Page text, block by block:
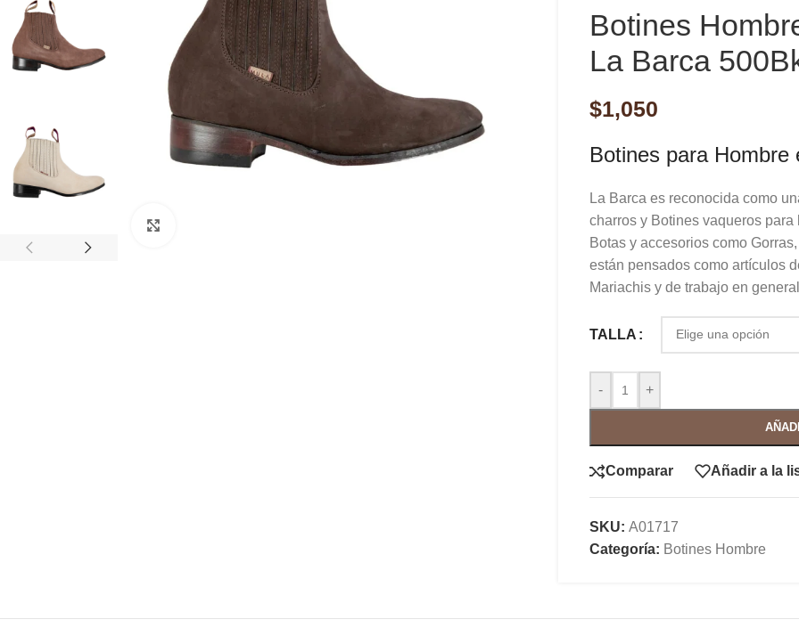
Botines
La Barca
$1,050
Botines para
La Barca es reconocida como
charros y Botines vaqueros
Botas y accesorios como
están pensados como artículos
Mariachis y de trabajo en
TALLA
- +
Comparar Añadir a la
SKU: A01717
Categoría: Botines Hombre